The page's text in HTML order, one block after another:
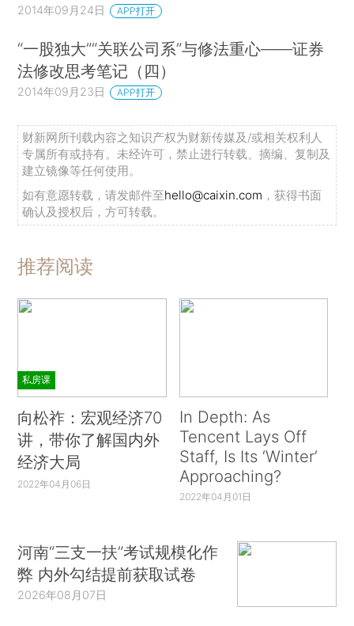
2014年09月24日 APP打开
“一股独大”“关联公司系”与修法重心——证券
法修改思考笔记（四）
2014年09月23日 APP打开
财新网所刊载内容之知识产权为财新传媒及/或相关权利人
专属所有或持有。未经许可，禁止进行转载、摘编、复制及
建立镜像等任何使用。
如有意愿转载，请发邮件至hello@caixin.com ，获得书面
确认及授权后，方可转载。
推荐阅读
私房课
向松祚：宏观经济70
讲，带你了解国内外
经济大局
2022年04月06日
In Depth: As
Tencent Lays Off
Staff, Is Its ‘Winter’
Approaching?
2022年04月01日
河南“三支一扶”考试规模化作
弊 内外勾结提前获取试卷
2026年08月07日